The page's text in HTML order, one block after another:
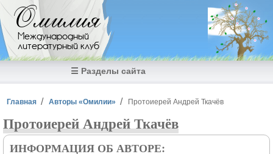
Перейти к основному содержанию
Омилия
Международный
литературный клуб
☰ Разделы сайта
Вы здесь
Главная Авторы «Омилии» Протоиерей Андрей Ткачёв
Протоиерей Андрей Ткачёв
ИНФОРМАЦИЯ ОБ АВТОРЕ: